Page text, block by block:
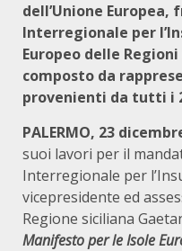
dell’Unione
Interregionale per
Europeo delle Regioni
composto da
provenienti da tutti i
PALERMO, 23
suoi lavori per il
Interregionale per
vicepresidente ed
Regione siciliana
Manifesto per le Isole